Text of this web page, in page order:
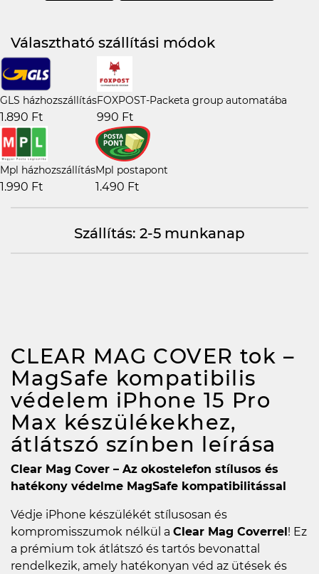
Választható szállítási módok
GLS házhozszállítás
1.890 Ft
FOXPOST-Packeta group automatába
990 Ft
Mpl házhozszállítás
1.990 Ft
Mpl postapont
1.490 Ft
Szállítás: 2-5 munkanap
CLEAR MAG COVER tok –
MagSafe kompatibilis
védelem iPhone 15 Pro
Max készülékekhez,
átlátszó színben leírása
Clear Mag Cover – Az okostelefon stílusos és
hatékony védelme MagSafe kompatibilitással
Védje iPhone készülékét stílusosan és
kompromisszumok nélkül a Clear Mag Coverrel ! Ez
a prémium tok átlátszó és tartós bevonattal
rendelkezik, amely hatékonyan véd az ütések és